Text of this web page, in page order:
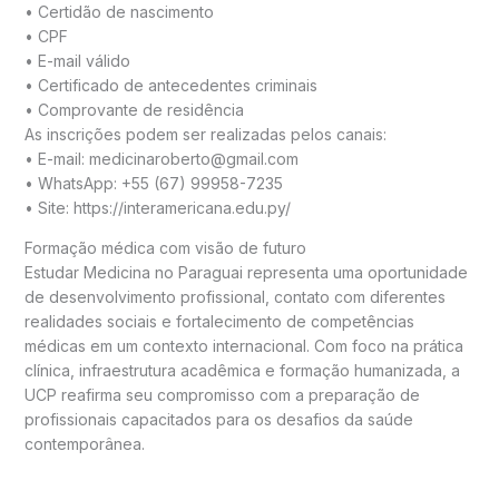
• Certidão de nascimento
• CPF
• E-mail válido
• Certificado de antecedentes criminais
• Comprovante de residência
As inscrições podem ser realizadas pelos canais:
• E-mail: medicinaroberto@gmail.com
• WhatsApp: +55 (67) 99958-7235
• Site: https://interamericana.edu.py/
Formação médica com visão de futuro
Estudar Medicina no Paraguai representa uma oportunidade
de desenvolvimento profissional, contato com diferentes
realidades sociais e fortalecimento de competências
médicas em um contexto internacional. Com foco na prática
clínica, infraestrutura acadêmica e formação humanizada, a
UCP reafirma seu compromisso com a preparação de
profissionais capacitados para os desafios da saúde
contemporânea.